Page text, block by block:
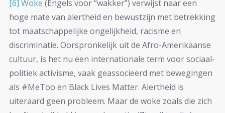
[6] Woke (Engels voor “wakker”) verwijst naar een
hoge mate van alertheid en bewustzijn met betrekking
tot maatschappelijke ongelijkheid, racisme en
discriminatie. Oorspronkelijk uit de Afro-Amerikaanse
cultuur, is het nu een internationale term voor sociaal-
politiek activisme, vaak geassocieerd met bewegingen
als #MeToo en Black Lives Matter. Alertheid is
uiteraard geen probleem. Maar de woke zoals die zich